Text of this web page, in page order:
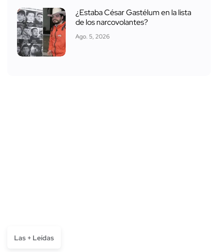
¿Estaba César Gastélum en la lista
de los narcovolantes?
Ago. 5, 2026
Las + Leídas